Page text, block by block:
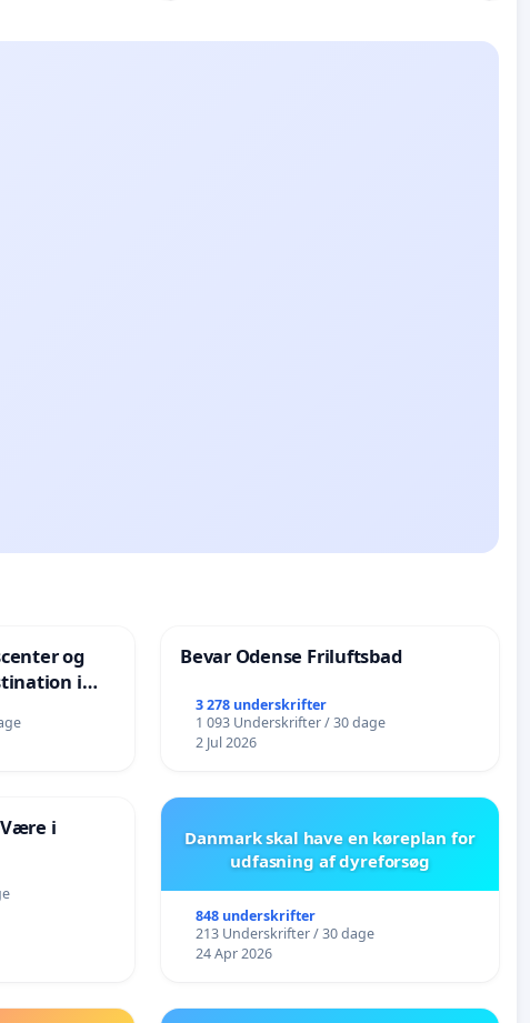
og
i
Bevar Odense Friluftsbad
3 278 underskrifter
1 093 Underskrifter / 30 dage
2 Jul 2026
i
Danmark skal have en køreplan for
udfasning af dyreforsøg
848 underskrifter
213 Underskrifter / 30 dage
24 Apr 2026